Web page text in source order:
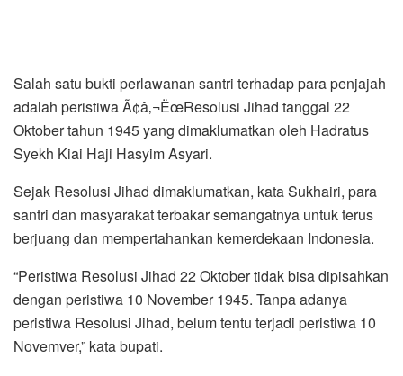
Salah satu bukti perlawanan santri terhadap para penjajah
adalah peristiwa Ã¢â‚¬ËœResolusi Jihad tanggal 22
Oktober tahun 1945 yang dimaklumatkan oleh Hadratus
Syekh Kiai Haji Hasyim Asyari.
Sejak Resolusi Jihad dimaklumatkan, kata Sukhairi, para
santri dan masyarakat terbakar semangatnya untuk terus
berjuang dan mempertahankan kemerdekaan Indonesia.
“Peristiwa Resolusi Jihad 22 Oktober tidak bisa dipisahkan
dengan peristiwa 10 November 1945. Tanpa adanya
peristiwa Resolusi Jihad, belum tentu terjadi peristiwa 10
Novemver,” kata bupati.